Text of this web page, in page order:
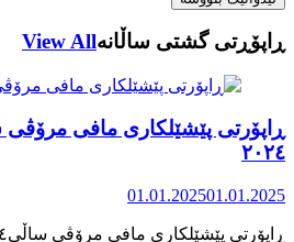
ڕاپۆڕتی گشتی ساڵانهView All
ڕاپۆرتی پێشێلکاری مافی
٢٠٢٤
01.01.202501.01.2025